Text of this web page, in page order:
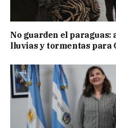
No guarden el
lluvias y tormentas para